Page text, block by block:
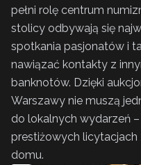
pełni rolę centrum
stolicy odbywają się
spotkania pasjonatów i
nawiązać kontakty z
banknotów. Dzięki
Warszawy nie muszą
do lokalnych wydarzeń
prestiżowych licytacjach
domu.